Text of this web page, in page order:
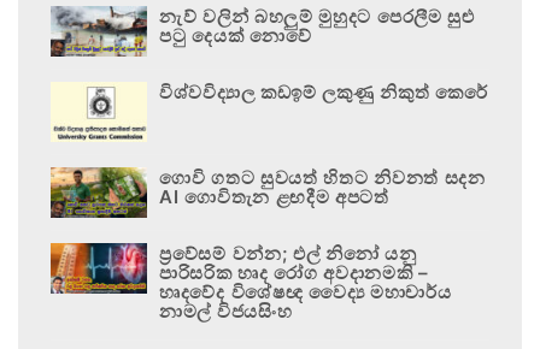
නැව් වලින් බහලුම් මුහුදට පෙරලීම සුළු
පටු දෙයක් නොවේ
විශ්වවිද්‍යාල කඩඉම් ලකුණු නිකුත් කෙරේ
ගොවි ගතට සුවයත් හිතට නිවනත් සදන
AI ගොවිතැන ළඟදීම අපටත්
ප්‍රවේසම් වන්න; එල් නිනෝ යනු
පාරිසරික හෘද රෝග අවදානමකි –
හෘදවේද විශේෂඥ වෛද්‍ය මහාචාර්ය
නාමල් විජයසිංහ